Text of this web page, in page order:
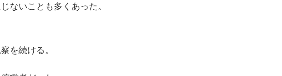
ないことも多くあった。
を続ける。